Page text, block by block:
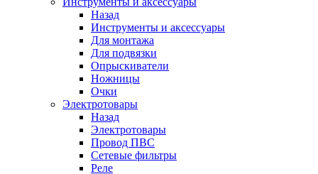
Назад
Инструменты и аксессуары
Для монтажа
Для подвязки
Опрыскиватели
Ножницы
Очки
Электротовары
Назад
Электротовары
Провод ПВС
Сетевые фильтры
Реле